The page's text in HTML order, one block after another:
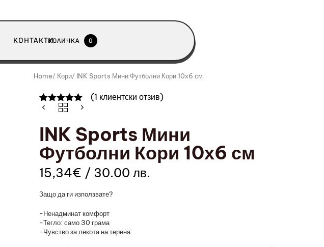
КОНТАКТИКОЛИЧКА 0
Home Кори INK Sports Мини Футболни Кори 10х6 см
Оценен
1
потребителски
оценки
(1 клиентски отзив)
INK Sports Мини
Футболни Кори 10х6 см
15,34€ / 30.00 лв.
Защо да ги използвате?
-Ненадминат комфорт
-Тегло: само 30 грама
-Чувство за лекота на терена